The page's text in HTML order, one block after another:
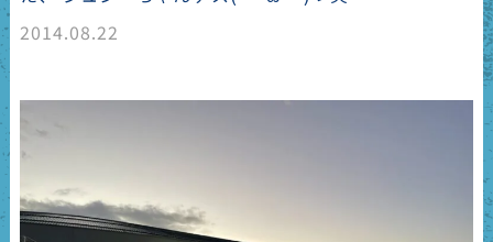
2014.08.22